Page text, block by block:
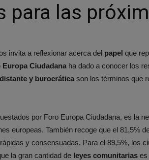
para las
invita a reflexionar acerca del papel que
Europa Ciudadana ha dado a conocer los
y burocrática son los términos que
por Foro Europa Ciudadana, es la
europeas. También recoge que el 81,5%
y consensuadas. Para el 89,5%, los
la gran cantidad de leyes comunitarias es